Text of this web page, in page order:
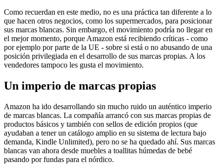
Como recuerdan en este medio, no es una práctica tan diferente a lo
que hacen otros negocios, como los supermercados, para posicionar
sus marcas blancas. Sin embargo, el movimiento podría no llegar en
el mejor momento, porque Amazon está recibiendo críticas - como
por ejemplo por parte de la UE - sobre si está o no abusando de una
posición privilegiada en el desarrollo de sus marcas propias. A los
vendedores tampoco les gusta el movimiento.
Un imperio de marcas propias
Amazon ha ido desarrollando sin mucho ruido un auténtico imperio
de marcas blancas. La compañía arrancó con sus marcas propias de
productos básicos y también con sellos de edición propios (que
ayudaban a tener un catálogo amplio en su sistema de lectura bajo
demanda, Kindle Unlimited), pero no se ha quedado ahí. Sus marcas
blancas van ahora desde muebles a toallitas húmedas de bebé
pasando por fundas para el nórdico.